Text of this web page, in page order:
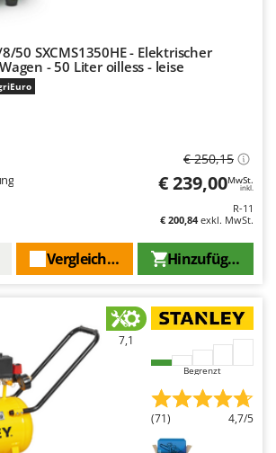
TecnoVIR
50 SXCMS1350HE - Elektrischer
- 50 Liter oilless - leise
€ 250,15
€ 239,00MwSt.
inkl.
R-11
€ 200,84exkl. MwSt.
Hinzufügen
Vergleichen Sie
7,1
Begrenzt
(71) 4,7/5